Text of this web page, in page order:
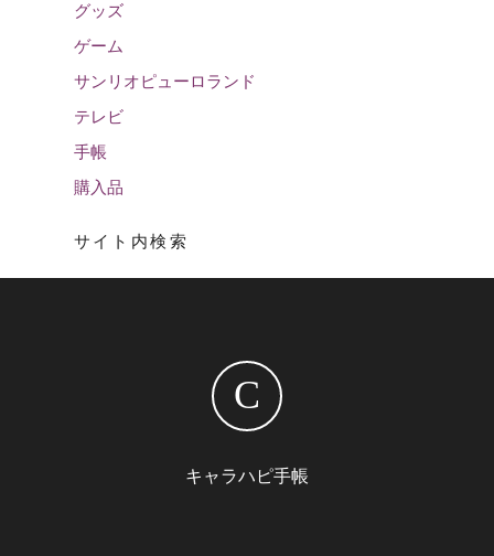
グッズ
ゲーム
サンリオピューロランド
テレビ
手帳
購入品
サイト内検索
C
キャラハピ手帳